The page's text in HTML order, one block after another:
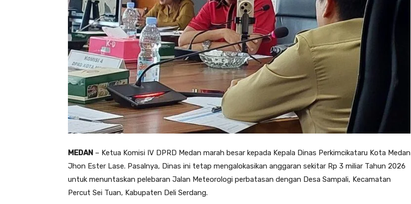
MEDAN – Ketua Komisi IV DPRD Medan marah besar kepada Kepala Dinas Perkimcikataru Kota Medan
Jhon Ester Lase. Pasalnya, Dinas ini tetap mengalokasikan anggaran sekitar Rp 3 miliar Tahun 2026
untuk menuntaskan pelebaran Jalan Meteorologi perbatasan dengan Desa Sampali, Kecamatan
Percut Sei Tuan, Kabupaten Deli Serdang.